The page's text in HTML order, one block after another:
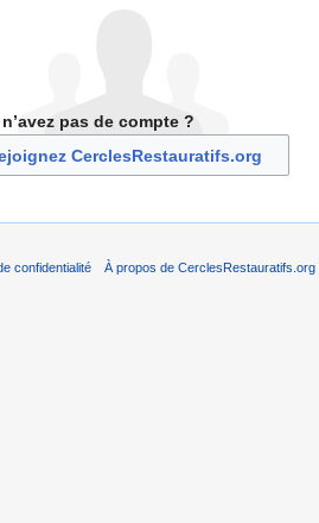
pas de compte ?
CerclesRestauratifs.org
confidentialité À propos de CerclesRestauratifs.org